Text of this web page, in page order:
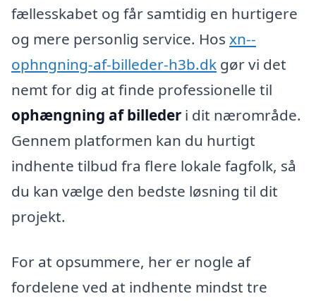
fællesskabet og får samtidig en hurtigere
og mere personlig service. Hos xn--
ophngning-af-billeder-h3b.dk gør vi det
nemt for dig at finde professionelle til
ophængning af billeder i dit nærområde.
Gennem platformen kan du hurtigt
indhente tilbud fra flere lokale fagfolk, så
du kan vælge den bedste løsning til dit
projekt.
For at opsummere, her er nogle af
fordelene ved at indhente mindst tre